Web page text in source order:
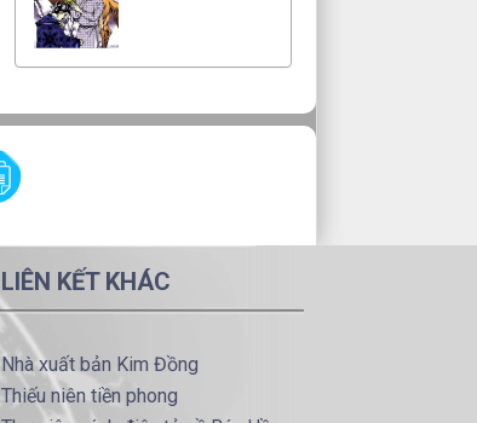
LIÊN KẾT KHÁC
Nhà xuất bản Kim Đồng
Thiếu niên tiền phong